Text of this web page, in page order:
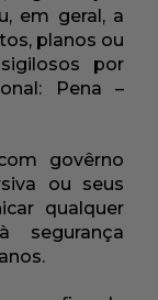
em geral, a
planos ou
por
Pena –
govêrno
ou seus
qualquer
segurança